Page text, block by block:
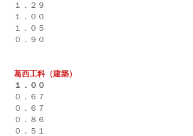
１．２９
１．００
１．０５
０．９０
葛西工科（建築）
１．００
０．６７
０．６７
０．８６
０．５１